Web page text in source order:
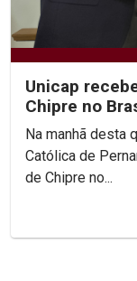
Unicap
Chipre no
Na manhã desta
Católica de
de Chipre no...